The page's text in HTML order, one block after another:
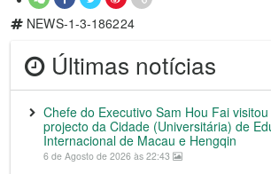
NEWS-1-3-186224
Últimas notícias
Chefe do Executivo Sam Hou Fai visitou
projecto da Cidade (Universitária) de
Internacional de Macau e Hengqin
6 de Agosto de 2026 às 22:43